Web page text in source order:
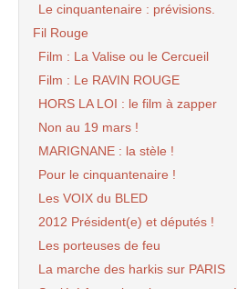
Le cinquantenaire : prévisions.
Fil Rouge
Film : La Valise ou le Cercueil
Film : Le RAVIN ROUGE
HORS LA LOI : le film à zapper
Non au 19 mars !
MARIGNANE : la stèle !
Pour le cinquantenaire !
Les VOIX du BLED
2012 Président(e) et députés !
Les porteuses de feu
La marche des harkis sur PARIS